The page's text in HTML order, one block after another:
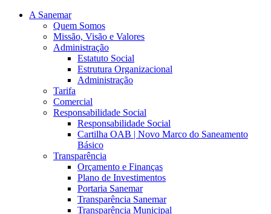
A Sanemar
Quem Somos
Missão, Visão e Valores
Administração
Estatuto Social
Estrutura Organizacional
Administração
Tarifa
Comercial
Responsabilidade Social
Responsabilidade Social
Cartilha OAB | Novo Marco do Saneamento
Básico
Transparência
Orçamento e Finanças
Plano de Investimentos
Portaria Sanemar
Transparência Sanemar
Transparência Municipal